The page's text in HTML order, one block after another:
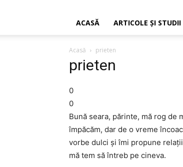
ACASĂ ARTICOLE ŞI STUDII
Acasă prieten
prieten
0
0
Bună seara, părinte, mă rog de
împăcăm, dar de o vreme
vorbe dulci şi îmi propune
mă tem să întreb pe cineva.